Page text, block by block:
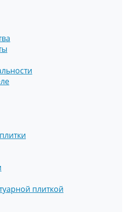
плиткой